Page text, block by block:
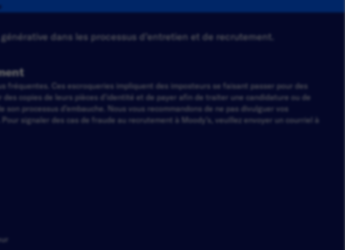
dans les processus d’entretien et de recrutement.
fréquentes. Ces escroqueries impliquent des imposteurs se faisant passer pour des
copies de leurs pièces d'identité et de payer afin de traiter une candidature ou de
processus d’embauche. Nous vous recommandons de ne pas divulguer vos
signaler des cas de fraude au recrutement à Moody’s, veuillez envoyer un courriel à